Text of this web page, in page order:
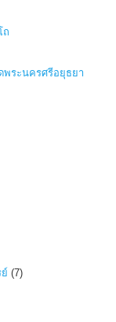
ถ
ระนครศรีอยุธยา
(7)